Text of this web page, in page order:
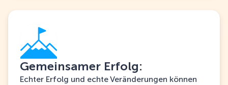
Gemeinsamer Erfolg:
Echter Erfolg und echte Veränderungen können